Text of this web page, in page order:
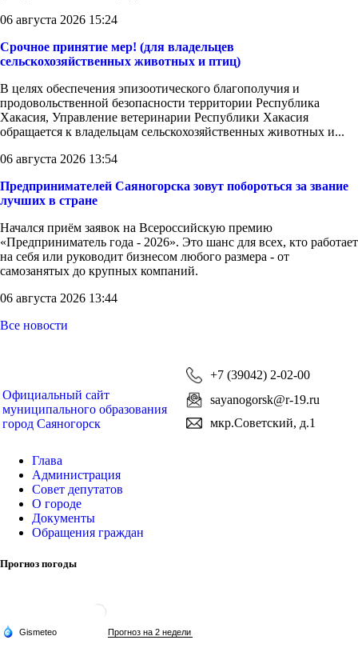
06 августа 2026 15:24
Срочное принятие мер! (для владельцев
сельскохозяйственных животных и птиц)
В целях обеспечения эпизоотического благополучия и
продовольственной безопасности территории Республика
Хакасия, Управление ветеринарии Республики Хакасия
обращается к владельцам сельскохозяйственных животных и...
06 августа 2026 13:54
Предпринимателей Саяногорска зовут побороться за звание
лучших в стране
Начался приём заявок на Всероссийскую премию
«Предприниматель года - 2026». Это шанс для всех, кто работает
на себя или руководит бизнесом любого размера - от
самозанятых до крупных компаний.
06 августа 2026 13:44
Все новости
Официальный сайт
муниципального образования
город Саяногорск
+7 (39042) 2-02-00
sayanogorsk@r-19.ru
мкр.Советский, д.1
Глава
Администрация
Совет депутатов
О городе
Документы
Обращения граждан
Прогноз погоды